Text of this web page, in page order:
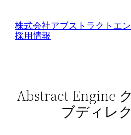
株式会社アブストラクトエ
採用情報
Abstract Engine
ブディレ